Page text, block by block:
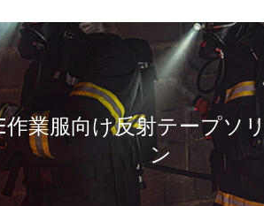
作業服向け反射テープソ
ン